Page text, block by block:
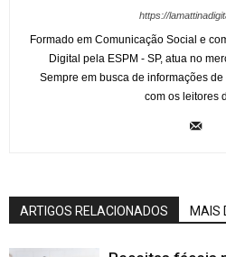
https://
Formado em Comunicação Social e
Digital pela ESPM - SP, atua no
Sempre em busca de informações
com os leitores
ARTIGOS RELACIONADOS MAIS